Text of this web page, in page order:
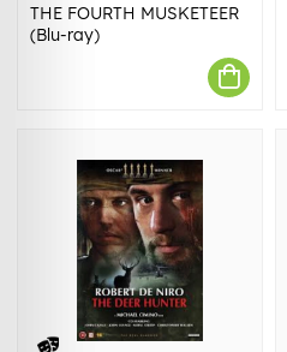
THE FOURTH MUSKETEER
(Blu-ray)